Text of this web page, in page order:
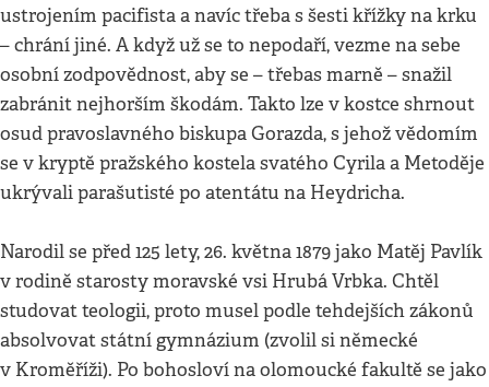
ustrojením pacifista a navíc třeba s šesti křížky na krku
– chrání jiné. A když už se to nepodaří, vezme na sebe
osobní zodpovědnost, aby se – třebas marně – snažil
zabránit nejhorším škodám. Takto lze v kostce shrnout
osud pravoslavného biskupa Gorazda, s jehož vědomím
se v kryptě pražského kostela svatého Cyrila a Metoděje
ukrývali parašutisté po atentátu na Heydricha.
Narodil se před 125 lety, 26. května 1879 jako Matěj Pavlík
v rodině starosty moravské vsi Hrubá Vrbka. Chtěl
studovat teologii, proto musel podle tehdejších zákonů
absolvovat státní gymnázium (zvolil si německé
v Kroměříži). Po bohosloví na olomoucké fakultě se jako